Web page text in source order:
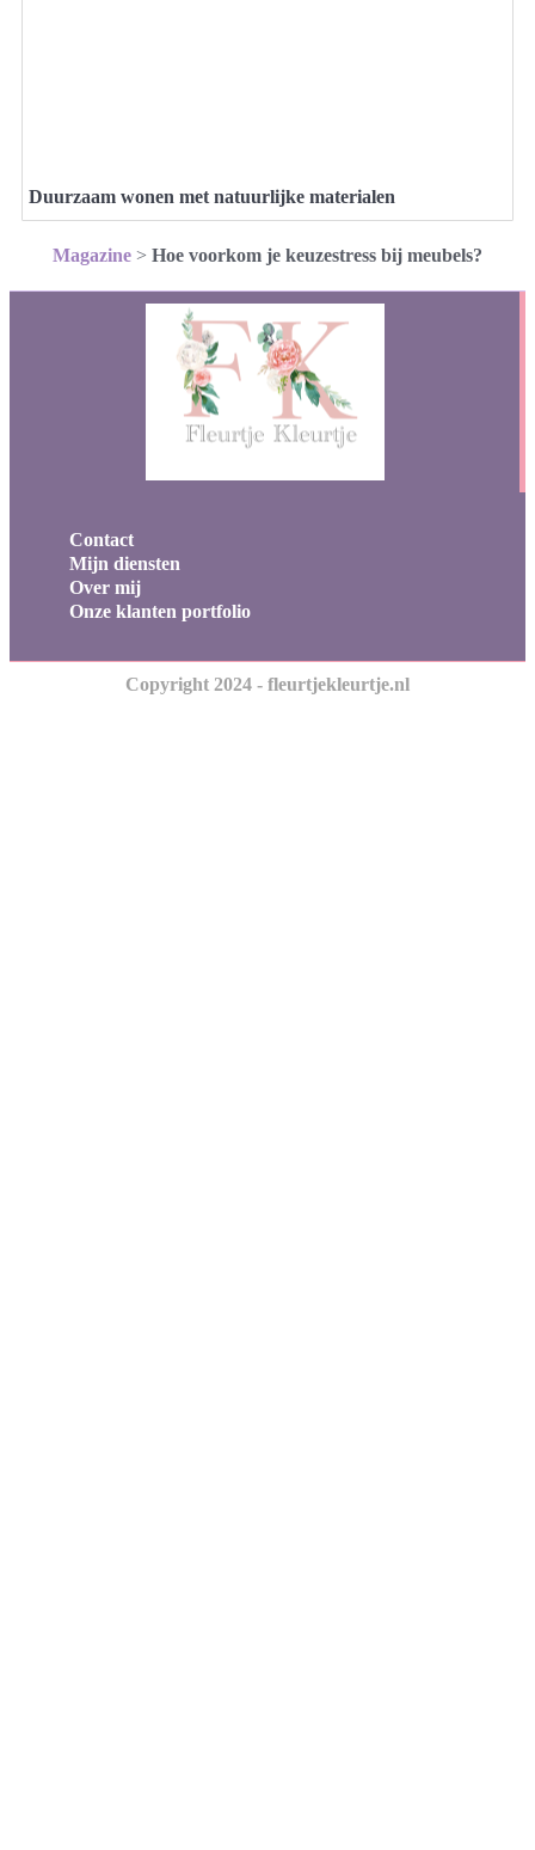
Duurzaam wonen met natuurlijke materialen
Magazine > Hoe voorkom je keuzestress bij meubels?
Contact
Mijn diensten
Over mij
Onze klanten portfolio
Copyright 2024 - fleurtjekleurtje.nl